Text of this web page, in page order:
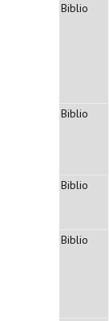
Biblio
Biblio
Biblio
Biblio